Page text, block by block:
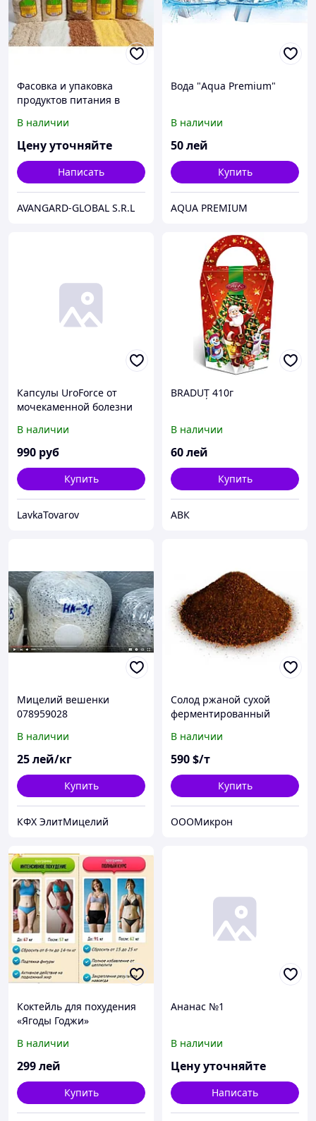
Фасовка и упаковка
продуктов питания в
В наличии
Цену уточняйте
Написать
AVANGARD-GLOBAL S.R.L
Вода "Aqua Premium"
В наличии
50лей
Купить
AQUA PREMIUM
Капсулы UroForce от
мочекаменной болезни
В наличии
990 руб
Купить
LavkaTovarov
BRADUȚ 410г
В наличии
60лей
Купить
АВК
Мицелий вешенки
078959028
В наличии
25лей/кг
Купить
КФХ ЭлитМицелий
Солод ржаной сухой
ферментированный
В наличии
590$/т
Купить
ОООМикрон
Коктейль для похудения
«Ягоды Годжи»
В наличии
299лей
Купить
Ананас №1
В наличии
Цену уточняйте
Написать